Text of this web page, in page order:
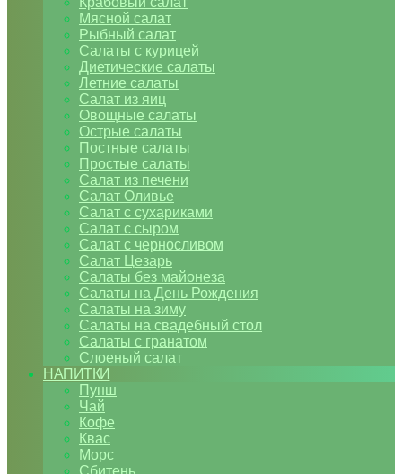
Мясной салат
Рыбный салат
Салаты с курицей
Диетические салаты
Летние салаты
Салат из яиц
Овощные салаты
Острые салаты
Постные салаты
Простые салаты
Салат из печени
Салат Оливье
Салат с сухариками
Салат с сыром
Салат с черносливом
Салат Цезарь
Салаты без майонеза
Салаты на День Рождения
Салаты на зиму
Салаты на свадебный стол
Салаты с гранатом
Слоеный салат
НАПИТКИ
Пунш
Чай
Кофе
Квас
Морс
Сбитень